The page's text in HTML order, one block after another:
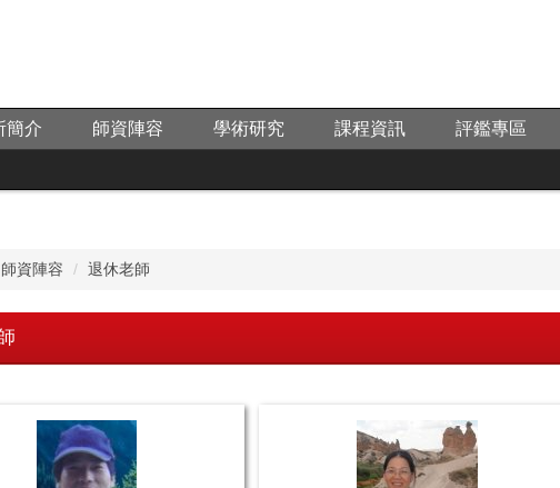
簡介 師資陣容 學術研究 課程資訊 評鑑專區
師資陣容 退休老師